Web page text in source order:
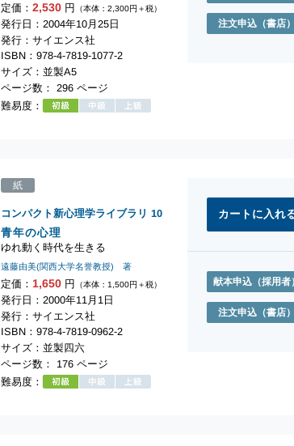
定価：2,530円 （本体：2,300円＋税）
発行日：2004年10月25日
発行：サイエンス社
ISBN：978-4-7819-1077-2
サイズ：並製A5
ページ数： 296 ページ
難易度：
注文申込 （書店）
青年の心理
ゆれ動く時代を生きる
コンパクト新心理学ライブラリ 10
遠藤由美(関西大学名誉教授) 著
定価： 1,650円 （本体：1,500円＋税）
紙
発行日：2000年11月1日
発行：サイエンス社
ISBN：978-4-7819-0962-2
サイズ：並製四六
ページ数： 176 ページ
難易度：
献本申込 （採用者
注文申込 （書店）